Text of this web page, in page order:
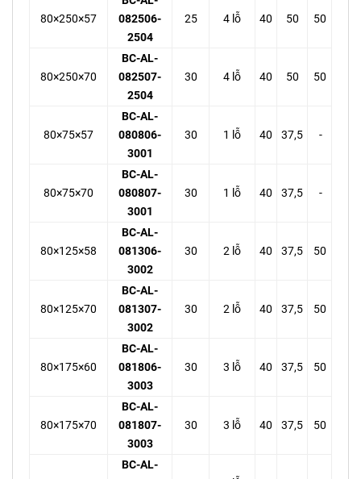
80×250×57
082506-
2504
25 4 lỗ 40 50 50
80×250×70
BC-AL-
082507-
2504
30 4 lỗ 40 50 50
80×75×57
BC-AL-
080806-
3001
30 1 lỗ 40 37,5 -
80×75×70
BC-AL-
080807-
3001
30 1 lỗ 40 37,5 -
80×125×58
BC-AL-
081306-
3002
30 2 lỗ 40 37,5 50
80×125×70
BC-AL-
081307-
3002
30 2 lỗ 40 37,5 50
80×175×60
BC-AL-
081806-
3003
30 3 lỗ 40 37,5 50
80×175×70
BC-AL-
081807-
3003
30 3 lỗ 40 37,5 50
BC-AL-